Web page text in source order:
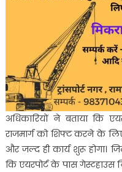
अधिकारियों ने बताया कि
राजमार्ग को शिफ्ट करने के
और जल्द ही कार्य शुरू होगा।
कि एयरपोर्ट के पास